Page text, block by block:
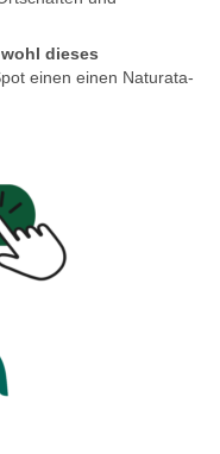
dieses
einen einen Naturata-